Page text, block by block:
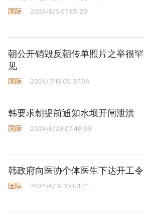
国际 2024/8/6 07:05:20
朝公开销毁反朝传单照片之举很罕
见
国际 2024/7/16 05:37:06
韩要求朝提前通知水坝开闸泄洪
国际 2024/6/29 07:48:39
韩政府向医协个体医生下达开工令
国际 2024/6/19 05:04:41